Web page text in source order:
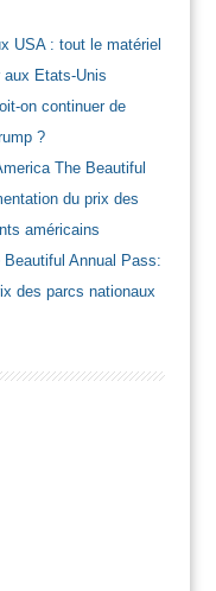
USA : tout le matériel
Etats-Unis
on continuer de
?
The Beautiful
du prix des
américains
Annual Pass:
des parcs nationaux